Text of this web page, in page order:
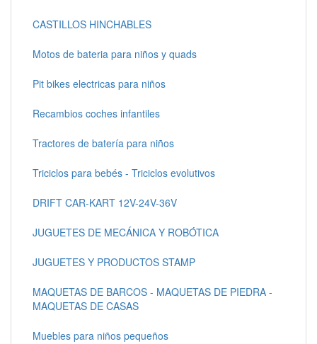
CASTILLOS HINCHABLES
Motos de bateria para niños y quads
Pit bikes electricas para niños
Recambios coches infantiles
Tractores de batería para niños
Triciclos para bebés - Triciclos evolutivos
DRIFT CAR-KART 12V-24V-36V
JUGUETES DE MECÁNICA Y ROBÓTICA
JUGUETES Y PRODUCTOS STAMP
MAQUETAS DE BARCOS - MAQUETAS DE PIEDRA -
MAQUETAS DE CASAS
Muebles para niños pequeños